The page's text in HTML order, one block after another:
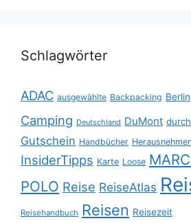
Schlagwörter
ADAC ausgewählte Backpacking Berlin
Camping Deutschland DuMont durch
Gutschein Handbücher
InsiderTipps Karte Loose
POLO Reise ReiseAtlas
Reisehandbuch Reisen Reisezeit